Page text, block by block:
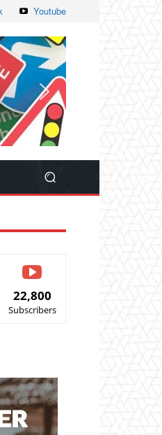
Youtube
22,800
Subscribers